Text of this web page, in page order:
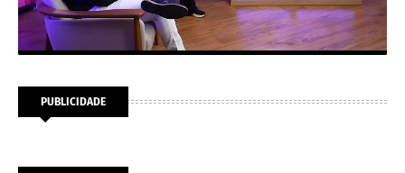
PUBLICIDADE